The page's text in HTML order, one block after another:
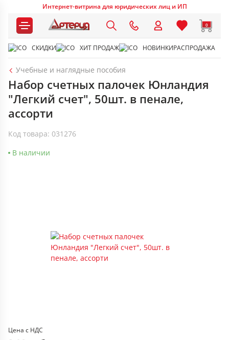
Интернет-витрина для юридических лиц и ИП
0
СКИДКИ ХИТ ПРОДАЖ НОВИНКИРАСПРОДАЖА
Учебные и наглядные пособия
Набор счетных палочек Юнландия
"Легкий счет", 50шт. в пенале,
ассорти
Код товара: 031276
В наличии
Цена с НДС